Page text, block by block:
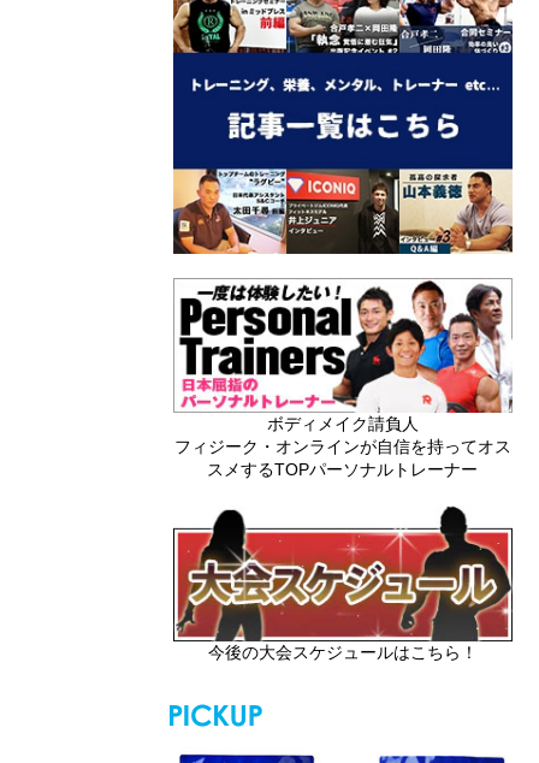
ボディメイク請負人
フィジーク・オンラインが自信を持ってオス
スメするTOPパーソナルトレーナー
今後の大会スケジュールはこちら！